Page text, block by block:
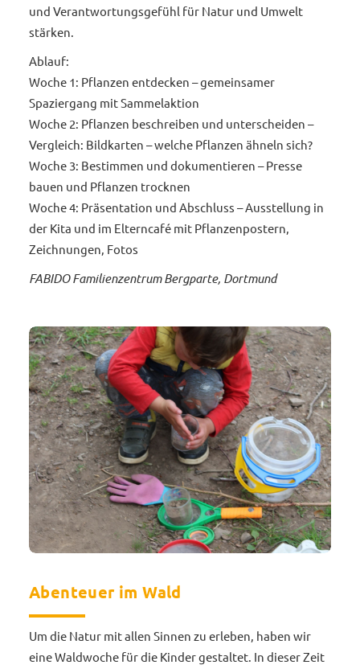
und Verantwortungsgefühl für Natur und Umwelt
stärken.
Ablauf:
Woche 1: Pflanzen entdecken – gemeinsamer
Spaziergang mit Sammelaktion
Woche 2: Pflanzen beschreiben und unterscheiden –
Vergleich: Bildkarten – welche Pflanzen ähneln sich?
Woche 3: Bestimmen und dokumentieren – Presse
bauen und Pflanzen trocknen
Woche 4: Präsentation und Abschluss – Ausstellung in
der Kita und im Elterncafé mit Pflanzenpostern,
Zeichnungen, Fotos
FABIDO Familienzentrum Bergparte, Dortmund
Abenteuer im Wald
Um die Natur mit allen Sinnen zu erleben, haben wir
eine Waldwoche für die Kinder gestaltet. In dieser Zeit